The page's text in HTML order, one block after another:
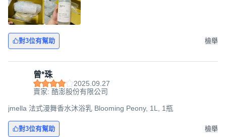
對3位有幫助 檢舉
曾*珠
2025.09.27
賣家: 酷澎股份有限公司
jmella 法式漫舞香水沐浴乳 Blooming Peony, 1L, 1瓶
對3位有幫助 檢舉